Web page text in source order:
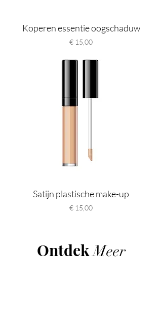
Koperen essentie oogschaduw
Prijs
€ 15,00
Satijn plastische make-up
Prijs
€ 15,00
OntdekMeer